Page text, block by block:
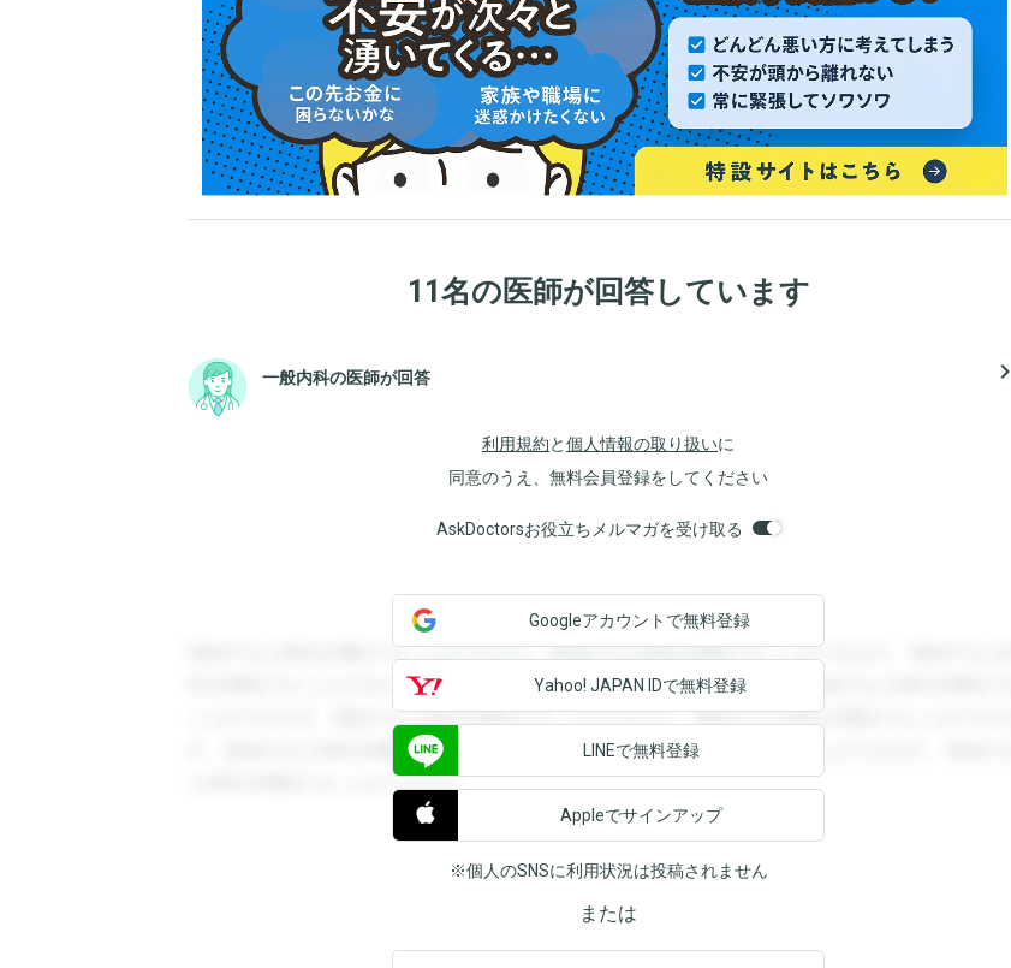
11名の医師が回答しています
一般内科の医師が回答 navigate_next
利用規約と個人情報の取り扱いに
同意のうえ、無料会員登録をしてください
AskDoctorsお役立ちメルマガを受け取る
登録すると回答を閲覧することができます。登録すると回答を閲覧することができます。登録すると回
答を閲覧することができます。登録すると回答を閲覧することができます。登録すると回答を閲覧する
ことができます。登録すると回答を閲覧することができます。登録すると回答を閲覧することができま
す。登録すると回答を閲覧することができます。登録すると回答を閲覧することができます。登録する
と回答を閲覧することができます。
Googleアカウントで無料登録
Yahoo! JAPAN IDで無料登録
LINEで無料登録
Appleでサインアップ
※個人のSNSに利用状況は投稿されません
または